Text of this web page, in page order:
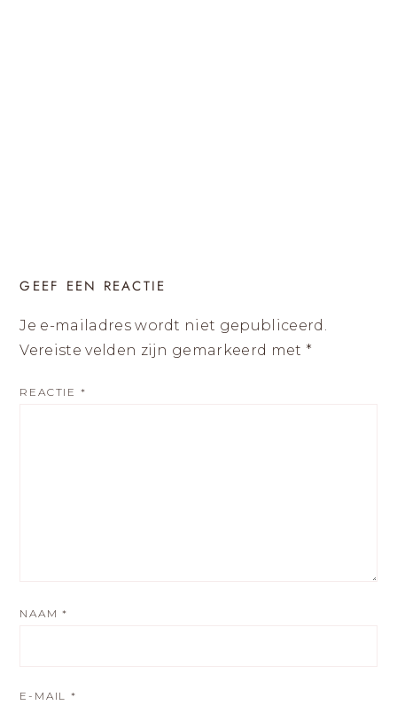
GEEF EEN REACTIE
Je e-mailadres wordt niet gepubliceerd.
Vereiste velden zijn gemarkeerd met *
REACTIE *
NAAM*
E-MAIL*